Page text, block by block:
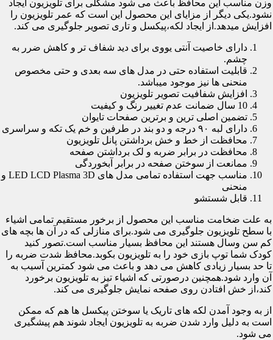
وزن مناسب این محافظ باعث می شود مشکلی برای تلویزیون ایجاد
نشود.یکی دیگر از مزایای این محصول این است که عمر تلویزیون را
افزایش میدهد.از ایجاد لکه،پیکسل و تاری تصویر جلوگیری می کند.
دارای خاصیت آنتی یووی برای دید شفاف تر و کاهش ضرر به
چشم.
قابلیت استفاده حتی در مدل های سه بعدی و حتی مخصوص
منحنی ها نیز موجود میباشد.
افزایش شفافیت تصویر تلویزیون
10 سال ضمانت عدم تغییر رنگ و کیفیت
تضمین اصلی ترین و برترین صفحات تایوان
دارای لبه ۹۰ درجه و دو بند در طرفین و خم یک تکه و سراسری
محافظت از خط و خش برداشتن پانل تلویزیون
محافظت در برابر ضربه و لک برداشتن صفحه
ممانعت از سوختن صفحه در برابر آبخوردگی
مناسب جهت استفاده تمامی مدل های LED LCD Plasma 3D و
منحنی
قابل شستشو
به علت ضخامت مناسب این محصول از برخور مستقیم تمامی اشیاء
با سطح تلویزیون جلوگیری می شود.برای منازلی که در آن ها بچه های
کم سن وسال هستند این محافظ بسیار مناسب است.تصور کنید
کودک شما توپ بازی خود را به تلویزیون بکوبد.محافظ شدت ضربه را
تا حد بسیار زیادی کاهش می دهد و باعث می شود کمترین آسیب به
آن وارد شود.همچنین درصورتی که اشیاء تیز به تلویزیون برخورد
کند،از خش افتادن روی صفحه نمایش جلوگیری می کند.
از به وجود آمدن لکه های تاریک یا سوختن پیکسل ها هم که ممکن
است به دلیل وارد شدن ضربه به تلویزیون ایجاد شوند هم پیشگیری
می شود.